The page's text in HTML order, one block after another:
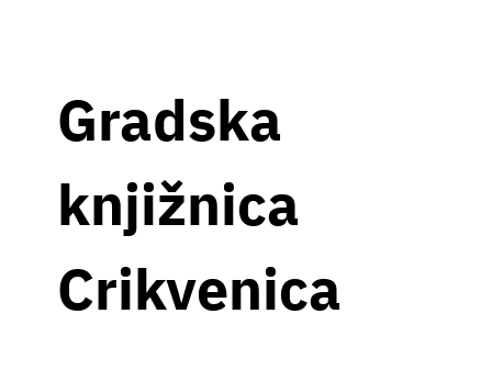
Gradska
knjižnica
Crikvenica